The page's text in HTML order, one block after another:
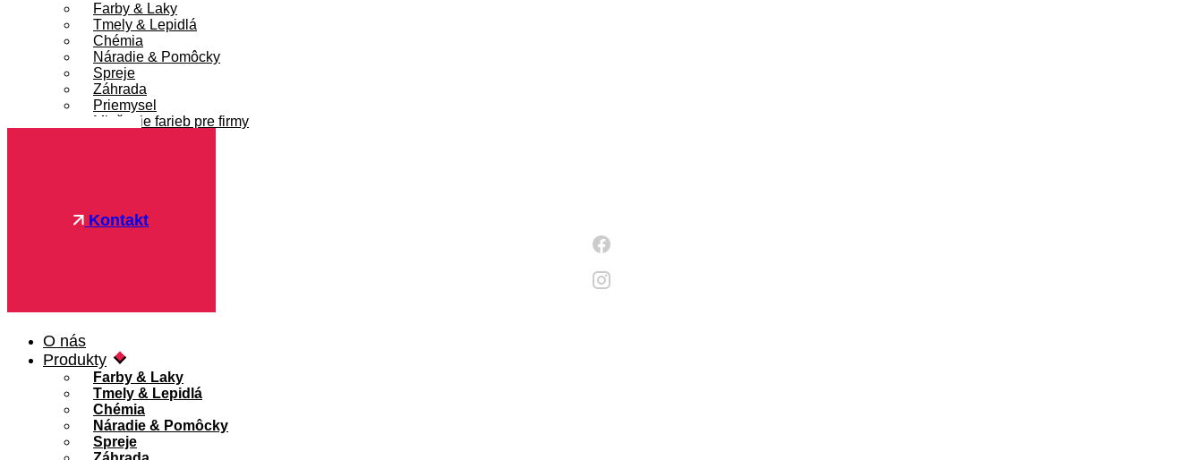
Farby & Laky
Tmely & Lepidlá
Chémia
Náradie & Pomôcky
Spreje
Záhrada
Priemysel
Miešanie farieb pre firmy
Kontakt
O nás
Produkty
Farby & Laky
Tmely & Lepidlá
Chémia
Náradie & Pomôcky
Spreje